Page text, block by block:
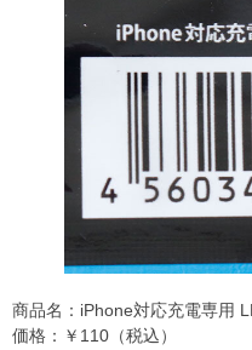
商品名：iPhone対応充電専用
価格：￥110（税込）